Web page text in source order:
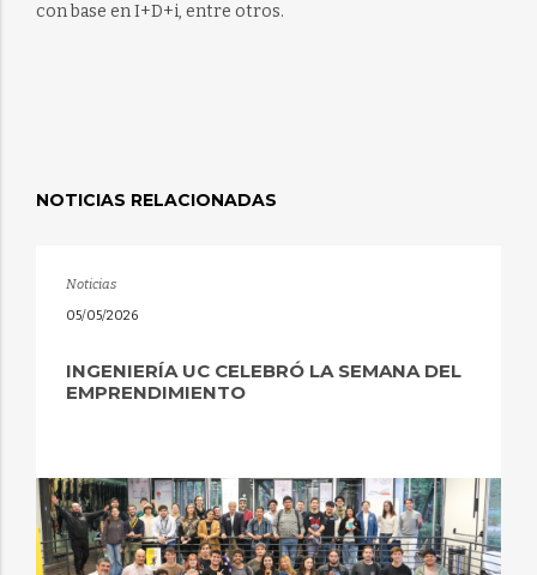
con base en I+D+i, entre otros.
NOTICIAS RELACIONADAS
Noticias
05/05/2026
INGENIERÍA UC CELEBRÓ LA SEMANA DEL
EMPRENDIMIENTO